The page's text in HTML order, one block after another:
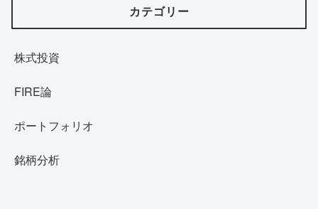
カテゴリー
株式投資
FIRE論
ポートフォリオ
銘柄分析